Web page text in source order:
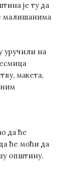
је ту да
малишанима
уручили на
макета,
да ће
ће моћи да
општину.